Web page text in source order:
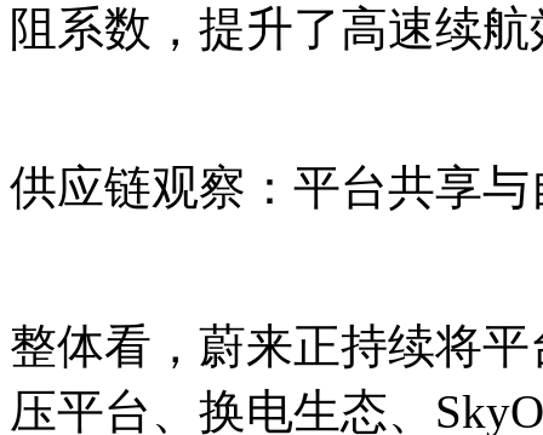
阻系数，提升了高速续
供应链观察：平台共享
整体看，蔚来正持续将
压平台、换电生态、